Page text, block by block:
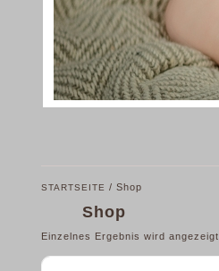
STARTSEITE / Shop
Shop
Einzelnes Ergebnis wird angezeigt